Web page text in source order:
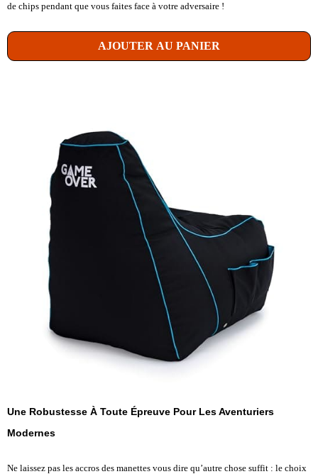
de chips pendant que vous faites face à votre adversaire !
AJOUTER AU PANIER
Une Robustesse À Toute Épreuve Pour Les Aventuriers
Modernes
Ne laissez pas les accros des manettes vous dire qu’autre chose suffit : le choix